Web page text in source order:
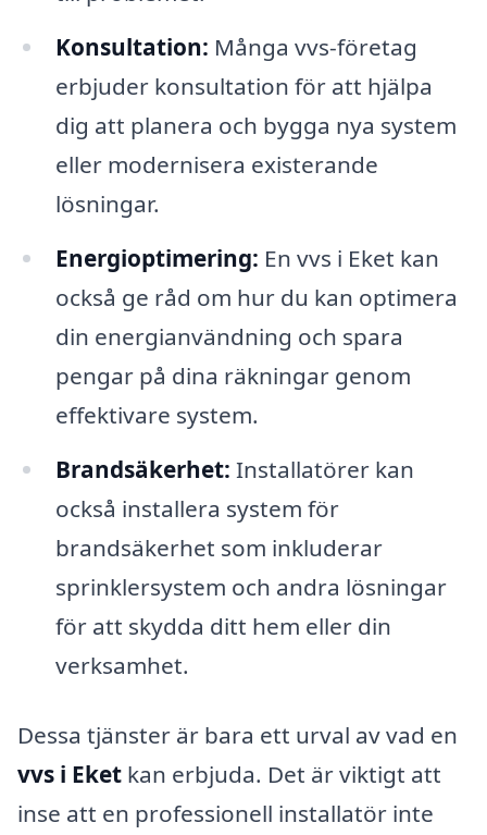
Konsultation: Många vvs-företag
erbjuder konsultation för att hjälpa
dig att planera och bygga nya system
eller modernisera existerande
lösningar.
Energioptimering: En vvs i Eket kan
också ge råd om hur du kan optimera
din energianvändning och spara
pengar på dina räkningar genom
effektivare system.
Brandsäkerhet: Installatörer kan
också installera system för
brandsäkerhet som inkluderar
sprinklersystem och andra lösningar
för att skydda ditt hem eller din
verksamhet.
Dessa tjänster är bara ett urval av vad en
vvs i Eket kan erbjuda. Det är viktigt att
inse att en professionell installatör inte